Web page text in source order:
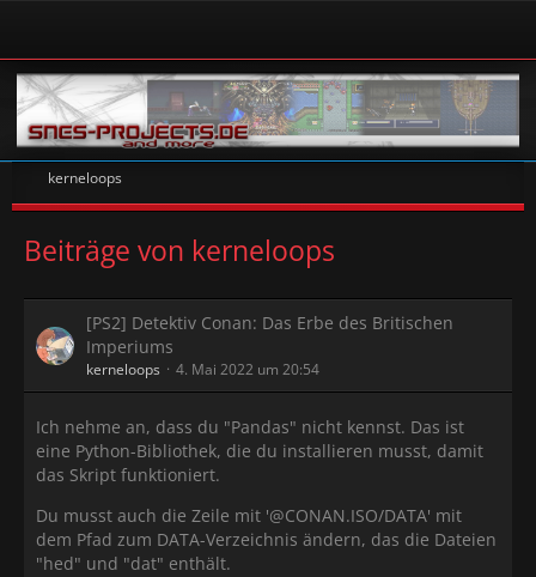
kerneloops
Beiträge von kerneloops
[PS2] Detektiv Conan: Das Erbe des Britischen
Imperiums
kerneloops 4. Mai 2022 um 20:54
Ich nehme an, dass du "Pandas" nicht kennst. Das ist
eine Python-Bibliothek, die du installieren musst, damit
das Skript funktioniert.
Du musst auch die Zeile mit '@CONAN.ISO/DATA' mit
dem Pfad zum DATA-Verzeichnis ändern, das die Dateien
"hed" und "dat" enthält.